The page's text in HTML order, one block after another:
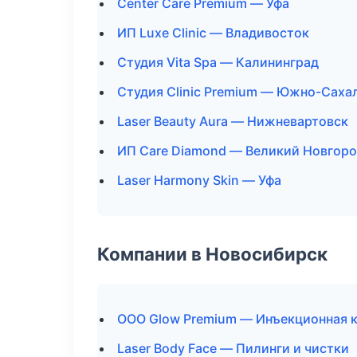
Center Care Premium — Уфа
ИП Luxe Clinic — Владивосток
Студия Vita Spa — Калининград
Студия Clinic Premium — Южно-
Laser Beauty Aura — Нижневартовск
ИП Care Diamond — Великий
Laser Harmony Skin — Уфа
Компании в Новосибирск
ООО Glow Premium — Инъекционная
Laser Body Face — Пилинги и чистки